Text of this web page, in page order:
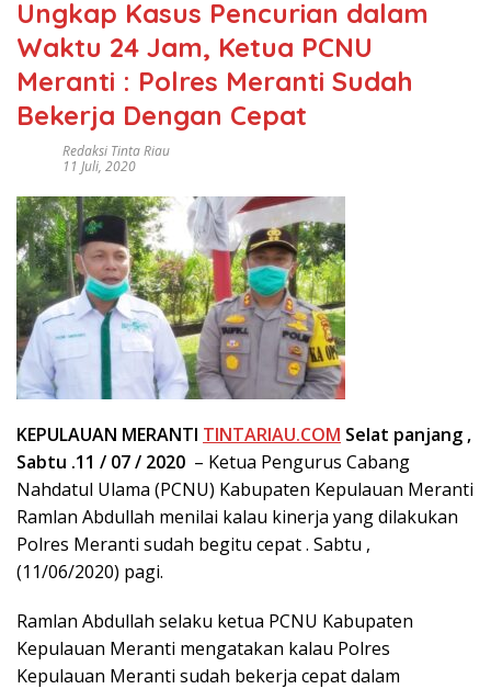
Ungkap Kasus Pencurian dalam
Waktu 24 Jam, Ketua PCNU
Meranti : Polres Meranti Sudah
Bekerja Dengan Cepat
Redaksi Tinta Riau
11 Juli, 2020
KEPULAUAN MERANTI TINTARIAU.COM Selat panjang ,
Sabtu .11 / 07 / 2020 – Ketua Pengurus Cabang
Nahdatul Ulama (PCNU) Kabupaten Kepulauan Meranti
Ramlan Abdullah menilai kalau kinerja yang dilakukan
Polres Meranti sudah begitu cepat . Sabtu ,
(11/06/2020) pagi.
Ramlan Abdullah selaku ketua PCNU Kabupaten
Kepulauan Meranti mengatakan kalau Polres
Kepulauan Meranti sudah bekerja cepat dalam